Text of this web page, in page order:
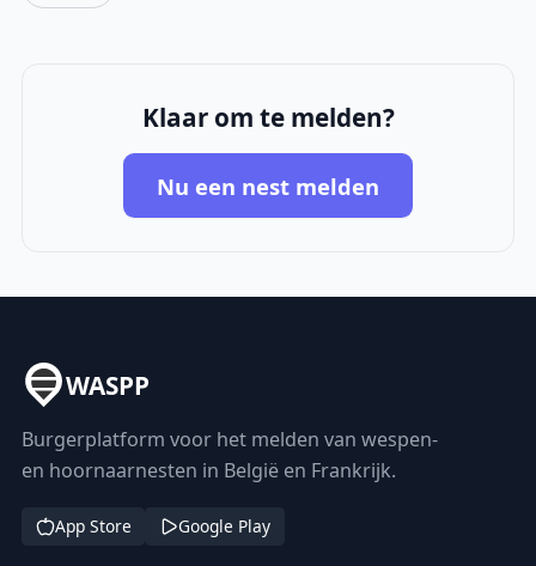
Klaar om te melden?
Nu een nest melden
WASPP
Burgerplatform voor het melden van wespen-
en hoornaarnesten in België en Frankrijk.
App Store Google Play